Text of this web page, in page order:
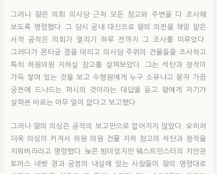
그러나 왕은 의회 의사당 근처 모든 창고와 주변을 다 조사해
보도록 명령했다. 그 당시 궁내 대신으로 왕의 의전을 책임 맡은
서적 공작은 의회가 열리기 하루 전까지 그 조사를 미루었다.
그러다가 몬티글 경을 데리고 의사당 주위의 건물들을 조사하고
특히 하원의원 지하실 창고를 살펴보았다. 그는 석탄과 장작이
가득 쌓여 있는 것을 보고 수행원에게 누구 소유냐고 묻자 가끔
궁전에 드나드는 퍼시의 것이라는 대답을 듣고 왕에게 자기가
살펴본 바로는 아무 일이 없다고 보고했다.
그러나 왕의 의심은 공작의 보고만으로 없어지지 않았다. 오히려
더욱 의심이 커져서 하원 의원 건물 지하 창고의 석탄과 장작을
치워버리라고 명령했다. 늦은 밤이었지만 웨스트민스터의 치안관
토머스 네벳 경과 궁정의 내실에 있는 사람들이 왕의 명령대로